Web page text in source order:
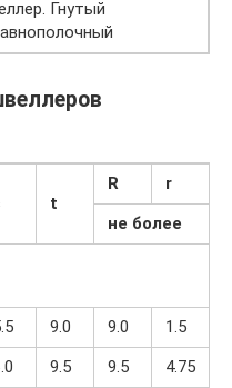
Гнутый
t
R
r
не более
9.0 9.0 1.5
9.5 9.5 4.75